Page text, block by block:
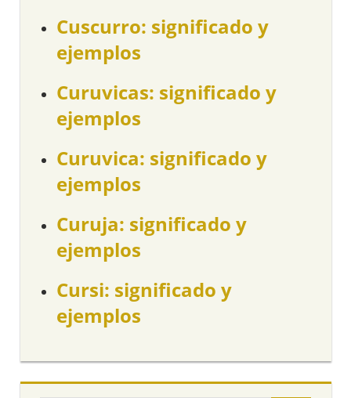
Cuscurro: significado y
ejemplos
Curuvicas: significado y
ejemplos
Curuvica: significado y
ejemplos
Curuja: significado y
ejemplos
Cursi: significado y
ejemplos